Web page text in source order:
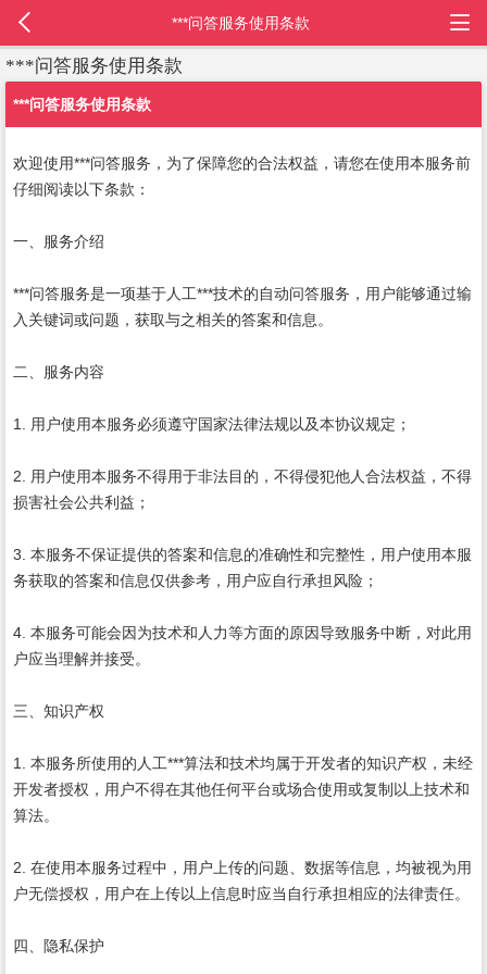
***问答服务使用条款
***问答服务使用条款
欢迎使用***问答服务，为了保障您的合法权益，请您在使用本服务前
仔细阅读以下条款：
一、服务介绍
***问答服务是一项基于人工***技术的自动问答服务，用户能够通过输
入关键词或问题，获取与之相关的答案和信息。
二、服务内容
1. 用户使用本服务必须遵守国家法律法规以及本协议规定；
2. 用户使用本服务不得用于非法目的，不得侵犯他人合法权益，不得
损害社会公共利益；
3. 本服务不保证提供的答案和信息的准确性和完整性，用户使用本服
务获取的答案和信息仅供参考，用户应自行承担风险；
4. 本服务可能会因为技术和人力等方面的原因导致服务中断，对此用
户应当理解并接受。
三、知识产权
1. 本服务所使用的人工***算法和技术均属于开发者的知识产权，未经
开发者授权，用户不得在其他任何平台或场合使用或复制以上技术和
算法。
2. 在使用本服务过程中，用户上传的问题、数据等信息，均被视为用
户无偿授权，用户在上传以上信息时应当自行承担相应的法律责任。
四、隐私保护
***问答服务使用条款